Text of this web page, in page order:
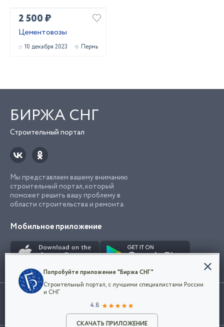
Разместить объявление
2 500 ₽
Цементовозы
10 декабря 2023 Пермь
БИРЖА СНГ
Строительный портал
Мы представляем вашему вниманию
строительный портал, который
поможет решить вашу проблему в
области строительства и ремонта.
Мобильное приложение
Использование сайта, в том числе подача объявлений, означает
марки представленные на сайте являются собственностью их
Конфиденциальность
Мы используем файлы cookie, чтобы сделать
наш сайт удобным для каждого
Политикой конфиденциальности компании
и принимаете условия использования cookie.
Попробуйте приложение "Биржа СНГ"
Строительный портал, с лучшими специалистами России
и СНГ
4.8
СКАЧАТЬ ПРИЛОЖЕНИЕ